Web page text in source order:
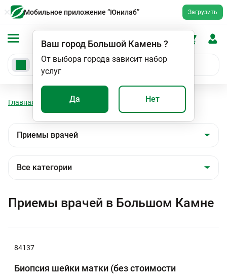
Мобильное приложение “Юнилаб” Загрузить
Ваш город Большой Камень?
От выбора города зависит набор
услуг
Да Нет
Главная Мед. услуги Приемы врачей
Приемы врачей в Большом Камне
84137
Биопсия шейки матки (без стоимости